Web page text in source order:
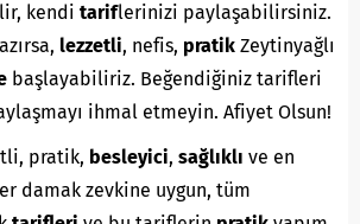
kendi tariflerinizi paylaşabilirsiniz.
lezzetli, nefis, pratik Zeytinyağlı
başlayabiliriz. Beğendiğiniz tarifleri
ihmal etmeyin. Afiyet Olsun!
pratik, besleyici, sağlıklı ve en
damak zevkine uygun, tüm